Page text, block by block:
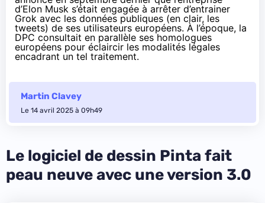
d’Elon Musk s’était engagée à arrêter d’entrainer
Grok avec les données publiques (en clair, les
tweets) de ses utilisateurs européens. À l’époque, la
DPC consultait en parallèle ses homologues
européens pour éclaircir les modalités légales
encadrant un tel traitement.
Martin Clavey
Le 14 avril 2025 à 09h49
Le logiciel de dessin Pinta fait
peau neuve avec une version 3.0